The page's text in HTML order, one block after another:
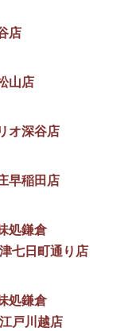
店
山店
オ深谷店
早稲田店
処鎌倉
七日町通り店
処鎌倉
戸川越店